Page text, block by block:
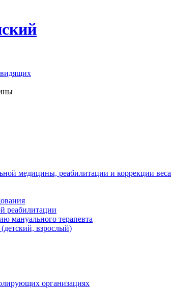
медицины, реабилитации и коррекции веса
реабилитации
мануального терапевта
взрослый)
организациях